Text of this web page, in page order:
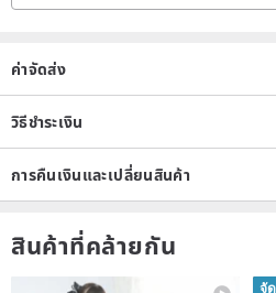
ค่าจัดส่ง
วิธีชำระเงิน
การคืนเงินและเปลี่ยนสินค้า
สินค้าที่คล้ายกัน
จั